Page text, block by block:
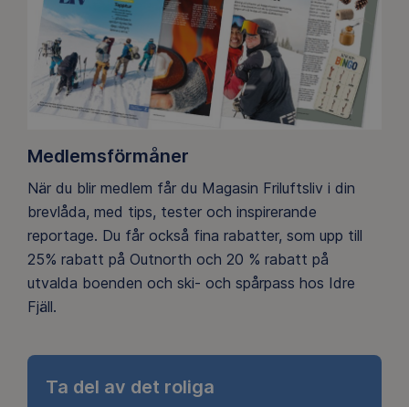
Medlemsförmåner
När du blir medlem får du Magasin Friluftsliv i din
brevlåda, med tips, tester och inspirerande
reportage. Du får också fina rabatter, som upp till
25% rabatt på Outnorth och 20 % rabatt på
utvalda boenden och ski- och spårpass hos Idre
Fjäll.
Ta del av det roliga